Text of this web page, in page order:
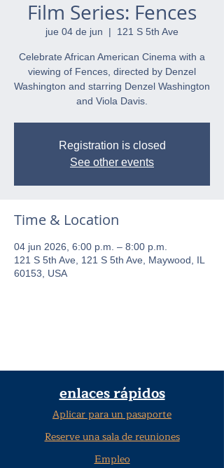
Film Series: Fences
jue 04 de jun
  |
121 S 5th Ave
Celebrate African American Cinema with a
viewing of Fences, directed by Denzel
Washington and starring Denzel Washington
and Viola Davis.
Registration is closed
See other events
Time & Location
04 jun 2026, 6:00 p.m. – 8:00 p.m.
121 S 5th Ave, 121 S 5th Ave, Maywood, IL
60153, USA
enlaces rápidos
Aplicar para un pasaporte
Reserve una sala de reuniones
Empleo